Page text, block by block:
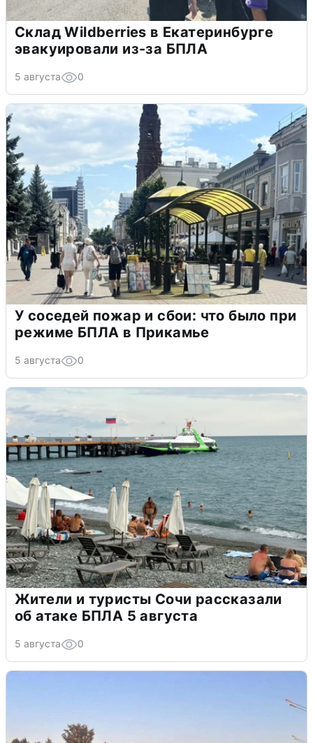
Склад Wildberries в Екатеринбурге
эвакуировали из-за БПЛА
5 августа 0
У соседей пожар и сбои: что было при
режиме БПЛА в Прикамье
5 августа 0
Жители и туристы Сочи рассказали
об атаке БПЛА 5 августа
5 августа 0